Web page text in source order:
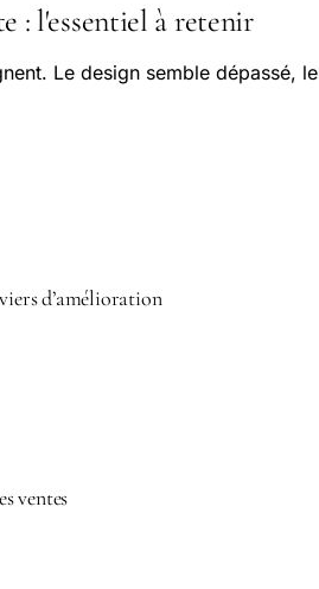
: l'essentiel à retenir
Le design semble dépassé, le
d’amélioration
ventes